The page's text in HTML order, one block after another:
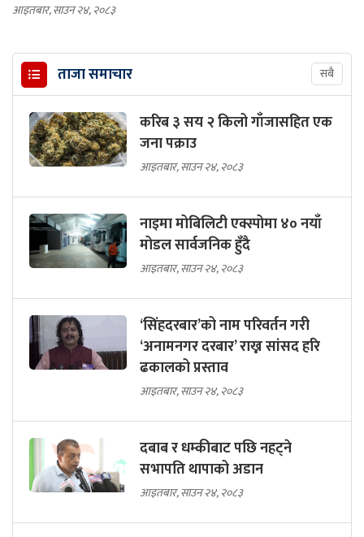
आइतबार, साउन २४, २०८३
ताजा समाचार सबै
करिब ३ सय २ किलो गाँजासहित एक
जना पक्राउ
आइतबार, साउन २४, २०८३
नाइमा मोबिलिटी एक्स्पोमा ४० नयाँ
मोडल सार्वजनिक हुँदै
आइतबार, साउन २४, २०८३
‘सिंहदरबार’को नाम परिवर्तन गरी
‘अनामनगर दरबार’ राख्न सांसद हरि
ढकालको प्रस्ताव
आइतबार, साउन २४, २०८३
दबाब र धम्कीबाट पछि नहट्ने
सभापति थापाको अडान
आइतबार, साउन २४, २०८३